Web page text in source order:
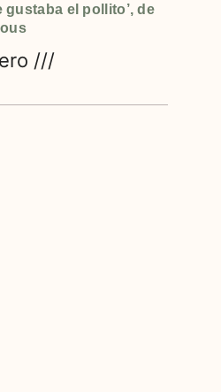
gustaba el pollito’, de